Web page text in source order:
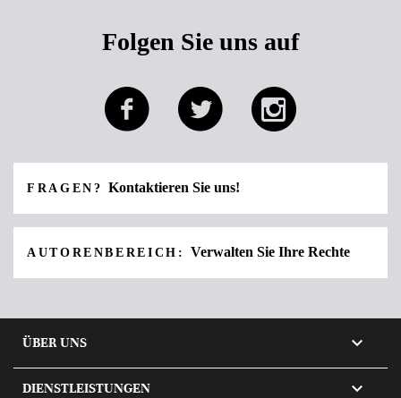
Folgen Sie uns auf
FRAGEN?Kontaktieren Sie uns!
AUTORENBEREICH: Verwalten Sie Ihre Rechte
ÜBER UNS 
DIENSTLEISTUNGEN 